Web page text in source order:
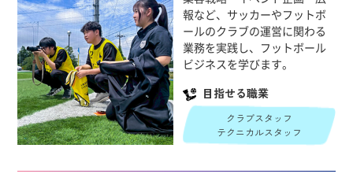
報など、サッカーやフットボ
ールのクラブの運営に関わる
業務を実践し、フットボール
ビジネスを学びます。
目指せる職業
クラブスタッフ
テクニカルスタッフ